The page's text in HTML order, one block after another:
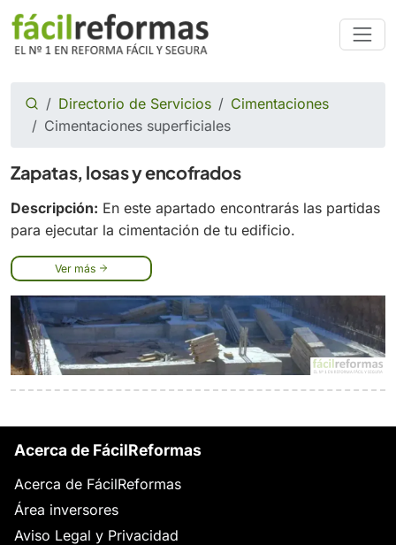
Directorio de Servicios
Cimentaciones
Cimentaciones superficiales
Zapatas, losas y encofrados
Descripción: En este apartado encontrarás las partidas
para ejecutar la cimentación de tu edificio.
Ver más
Acerca de FácilReformas
Acerca de FácilReformas
Área inversores
Aviso Legal y Privacidad